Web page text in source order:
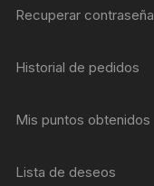
Recuperar contraseña
Historial de pedidos
Mis puntos obtenidos
Lista de deseos